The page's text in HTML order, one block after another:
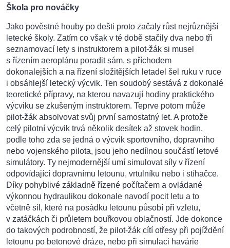
Škola pro nováčky
Jako pověstné houby po dešti proto začaly růst nejrůznější
letecké školy. Zatím co však v té době stačily dva nebo tři
seznamovací lety s instruktorem a pilot-žák si musel
s řízením aeroplánu poradit sám, s příchodem
dokonalejších a na řízení složitějších letadel šel ruku v ruce
i obsáhlejší letecký výcvik. Ten soudobý sestává z dokonalé
teoretické přípravy, na kterou navazují hodiny praktického
výcviku se zkušeným instruktorem. Teprve potom může
pilot-žák absolvovat svůj první samostatný let. A protože
celý pilotní výcvik trvá několik desítek až stovek hodin,
podle toho zda se jedná o výcvik sportovního, dopravního
nebo vojenského pilota, jsou jeho nedílnou součástí letové
simulátory. Ty nejmodernější umí simulovat síly v řízení
odpovídající dopravnímu letounu, vrtulníku nebo i stíhačce.
Díky pohyblivé základně řízené počítačem a ovládané
výkonnou hydraulikou dokonale navodí pocit letu a to
včetně sil, které na posádku letounu působí při vzletu,
v zatáčkách či průletem bouřkovou oblačností. Jde dokonce
do takových podrobností, že pilot-žák cítí otřesy při pojíždění
letounu po betonové dráze, nebo při simulaci havárie